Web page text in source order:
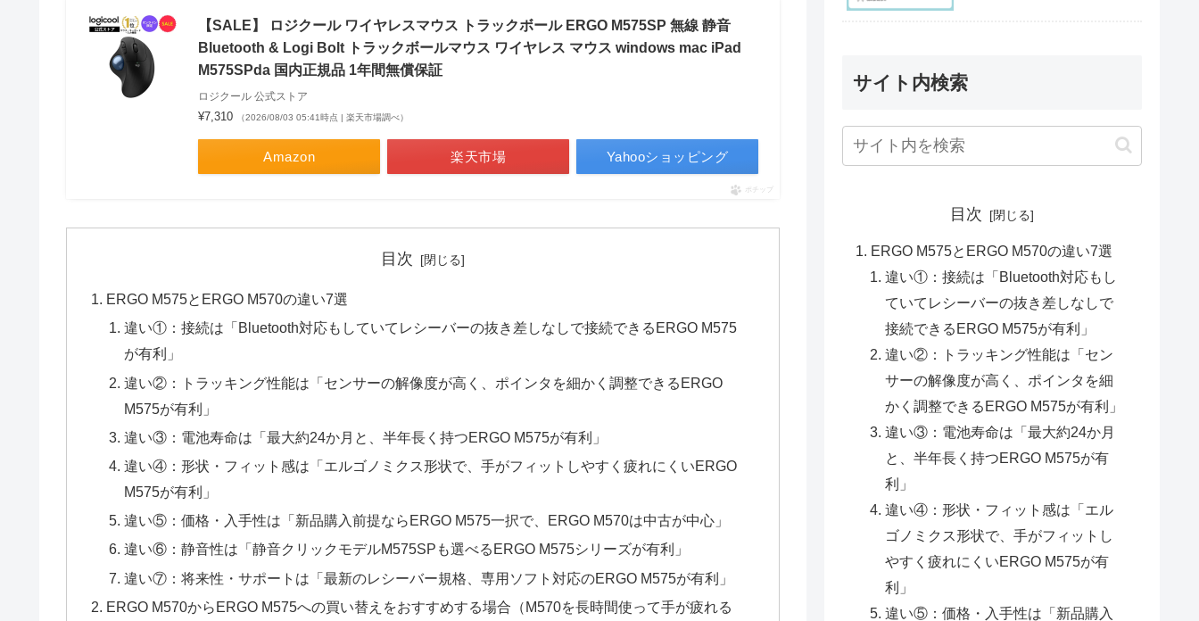
【SALE】 ロジクール ワイヤレスマウス トラックボール ERGO M575SP 無線 静音
Bluetooth & Logi Bolt トラックボールマウス ワイヤレス マウス windows mac iPad
M575SPda 国内正規品 1年間無償保証
ロジクール 公式ストア
¥7,310 （2026/08/03 05:41時点 | 楽天市場調べ）
Amazon 楽天市場 Yahooショッピング
ポチップ
目次
ERGO M575とERGO M570の違い7選
違い①：接続は「Bluetooth対応もしていてレシーバーの抜き差しなしで接続できるERGO M575
が有利」
違い②：トラッキング性能は「センサーの解像度が高く、ポインタを細かく調整できるERGO
M575が有利」
違い③：電池寿命は「最大約24か月と、半年長く持つERGO M575が有利」
違い④：形状・フィット感は「エルゴノミクス形状で、手がフィットしやすく疲れにくいERGO
M575が有利」
違い⑤：価格・入手性は「新品購入前提ならERGO M575一択で、ERGO M570は中古が中心」
違い⑥：静音性は「静音クリックモデルM575SPも選べるERGO M575シリーズが有利」
違い⑦：将来性・サポートは「最新のレシーバー規格、専用ソフト対応のERGO M575が有利」
ERGO M570からERGO M575への買い替えをおすすめする場合（M570を長時間使って手が疲れる
サイト内検索
目次
ERGO M575とERGO M570の違い7選
違い①：接続は「Bluetooth対応もし
ていてレシーバーの抜き差しなしで
接続できるERGO M575が有利」
違い②：トラッキング性能は「セン
サーの解像度が高く、ポインタを細
かく調整できるERGO M575が有利」
違い③：電池寿命は「最大約24か月
と、半年長く持つERGO M575が有
利」
違い④：形状・フィット感は「エル
ゴノミクス形状で、手がフィットし
やすく疲れにくいERGO M575が有
利」
違い⑤：価格・入手性は「新品購入